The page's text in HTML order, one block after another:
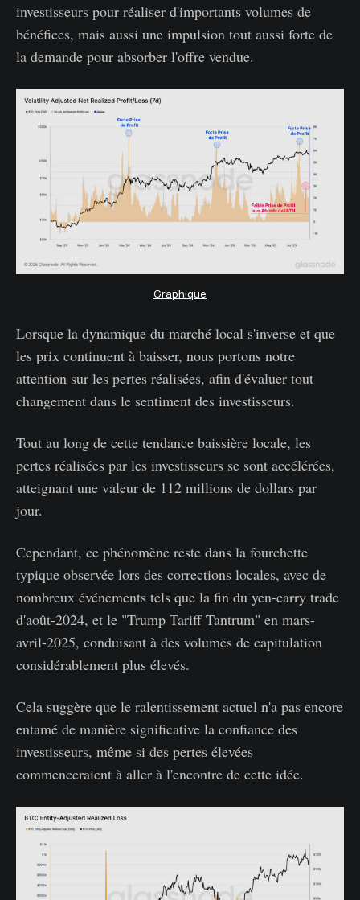
investisseurs pour réaliser d'importants volumes de
bénéfices, mais aussi une impulsion tout aussi forte de
la demande pour absorber l'offre vendue.
Graphique
Lorsque la dynamique du marché local s'inverse et que
les prix continuent à baisser, nous portons notre
attention sur les pertes réalisées, afin d'évaluer tout
changement dans le sentiment des investisseurs.
Tout au long de cette tendance baissière locale, les
pertes réalisées par les investisseurs se sont accélérées,
atteignant une valeur de 112 millions de dollars par
jour.
Cependant, ce phénomène reste dans la fourchette
typique observée lors des corrections locales, avec de
nombreux événements tels que la fin du yen-carry trade
d'août-2024, et le "Trump Tariff Tantrum" en mars-
avril-2025, conduisant à des volumes de capitulation
considérablement plus élevés.
Cela suggère que le ralentissement actuel n'a pas encore
entamé de manière significative la confiance des
investisseurs, même si des pertes élevées
commenceraient à aller à l'encontre de cette idée.